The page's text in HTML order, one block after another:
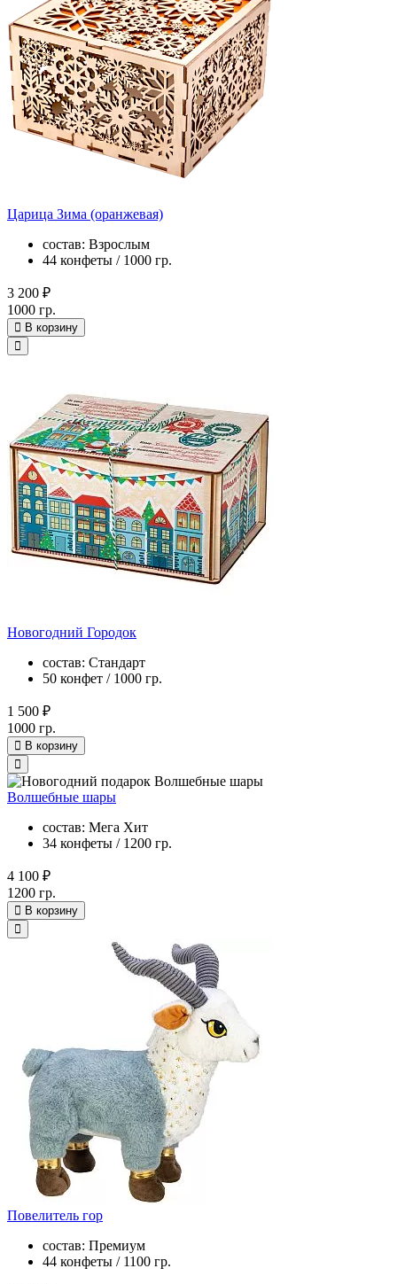
Царица Зима (оранжевая)
состав: Взрослым
44 конфеты / 1000 гр.
3 200 ₽
1000 гр.
В корзину
Новогодний Городок
состав: Стандарт
50 конфет / 1000 гр.
1 500 ₽
1000 гр.
В корзину
Волшебные шары
состав: Мега Хит
34 конфеты / 1200 гр.
4 100 ₽
1200 гр.
В корзину
Повелитель гор
состав: Премиум
44 конфеты / 1100 гр.